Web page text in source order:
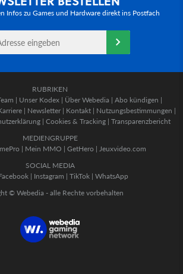
Infos zu Games und Hardware direkt ins Postfach
RUBRIKEN
| Unser Kodex | Über Webedia | Abo kündigen |
| Newsletter | Kontakt | Nutzungsbestimmungen |
| Cookies & Tracking | Transparenzbericht
MEDIENGRUPPE
| Mein MMO | GetHero | Jeuxvideo.com
SOCIAL MEDIA
| Instagram | TikTok | WhatsApp
© Webedia - alle Rechte vorbehalten